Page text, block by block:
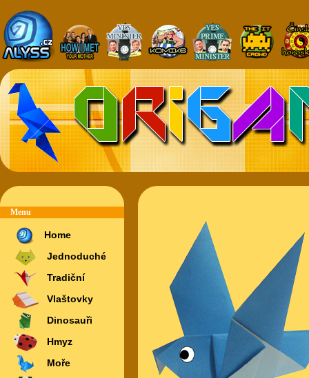
Menu
Home
Jednoduché
Tradiční
Vlaštovky
Dinosauři
Hmyz
Moře